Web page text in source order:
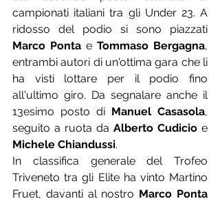
campionati italiani tra gli Under 23. A
Marco Ponta e Tommaso Bergagna,
entrambi autori di un'ottima gara che li
ha visti lottare per il podio fino
all'ultimo giro. Da segnalare anche il
13esimo posto di Manuel Casasola,
seguito a ruota da Alberto Cudicio
Michele Chiandussi.
In classifica generale del Trofeo
Triveneto tra gli Elite ha vinto Martino
Fruet, davanti al nostro